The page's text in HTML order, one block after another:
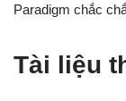
Paradigm chắc
Tài liệu